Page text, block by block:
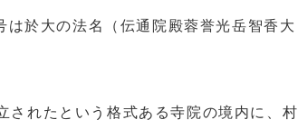
於大の法名（伝通院殿蓉誉光岳智香大
されたという格式ある寺院の境内に、村